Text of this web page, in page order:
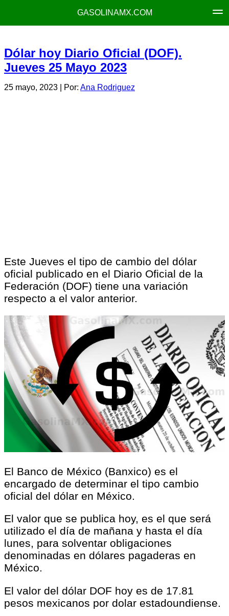
GASOLINAMX.COM
Dólar hoy Diario Oficial (DOF).
Jueves 25 Mayo 2023
25 mayo, 2023 | Por: Ana Rodriguez
Este Jueves el tipo de cambio del dólar
oficial publicado en el Diario Oficial de la
Federación (DOF) tiene una variación
respecto a el valor anterior.
El Banco de México (Banxico) es el
encargado de determinar el tipo cambio
oficial del dólar en México.
El valor que se publica hoy, es el que será
utilizado el día de mañana y hasta el día
lunes, para solventar obligaciones
denominadas en dólares pagaderas en
México.
El valor del dólar DOF hoy es de 17.81
pesos mexicanos por dolar estadoundiense.